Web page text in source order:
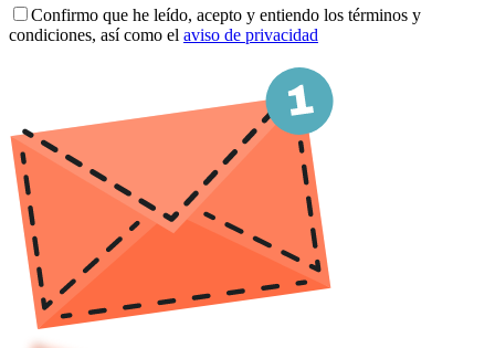
Confirmo que he leído, acepto y entiendo los términos y
condiciones, así como el aviso de privacidad